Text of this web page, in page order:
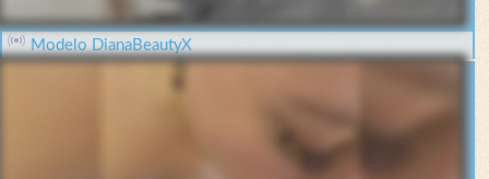
Modelo DianaBeautyX